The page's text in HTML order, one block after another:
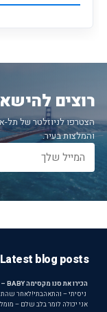
רוצים
הצטרפו לניוזלטר של תל-
והמלצות בעיר.
Latest blog posts
הכירו את סנו מקסימה BABY – הדור החדש של הכביסה המבושמת!
אני יכולה לומר בלב שלם –